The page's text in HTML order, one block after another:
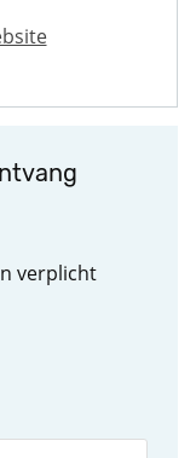
verplicht